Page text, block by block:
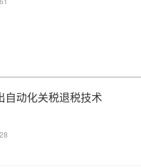
自动化关税退税技术